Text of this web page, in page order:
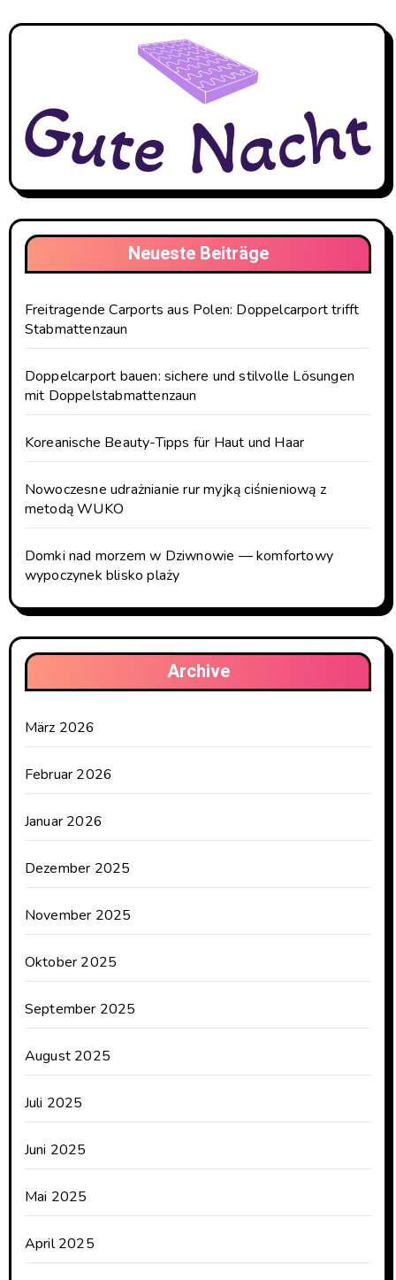
Neueste Beiträge
Freitragende Carports aus Polen: Doppelcarport trifft
Stabmattenzaun
Doppelcarport bauen: sichere und stilvolle Lösungen
mit Doppelstabmattenzaun
Koreanische Beauty-Tipps für Haut und Haar
Nowoczesne udrażnianie rur myjką ciśnieniową z
metodą WUKO
Domki nad morzem w Dziwnowie — komfortowy
wypoczynek blisko plaży
Archive
März 2026
Februar 2026
Januar 2026
Dezember 2025
November 2025
Oktober 2025
September 2025
August 2025
Juli 2025
Juni 2025
Mai 2025
April 2025